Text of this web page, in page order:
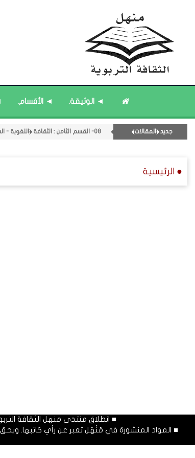
◄ الوثيقة. ◄ الأقسام.
جديد ﴿المقالات﴾
۝ قائمة مُثبتة : إدارة منهل الثقافة التربوية.
۝ قائمة مُثبتة : فريق منهل الثقافة التربوية.
۝ قائمة مُحدَّثة : مختارات من جديد المشاركات.
۝ قائمة مُحدَّثة : مختارات من المشاركات المُحدَّثة.
۝ قائمة مُثبتة : مشرف منهل الثقافة التربوية.
12- القسم الثاني عشر : الثقافة ﴿الرياضية - المعرفية - المستقبلية﴾.
08- القسم الثامن : الثقافة ﴿اللغوية - الشعرية - القصصية﴾.
● الرئيسية
■ انطلاق منتدى منهل الثقافة التربوية: يوم السبت
■ المواد المنشورة في مَنْهَل تعبر عن رأي كاتبها.